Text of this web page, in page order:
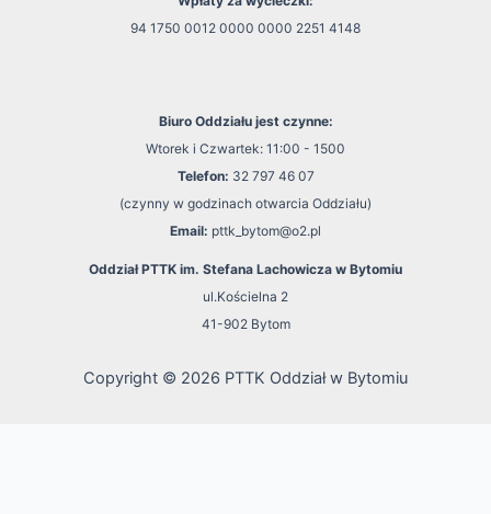
94 1750 0012 0000 0000 2251 4148
Biuro Oddziału jest czynne:
Wtorek i Czwartek: 11:00 - 1500
Telefon: 32 797 46 07
(czynny w godzinach otwarcia Oddziału)
Email: pttk_bytom@o2.pl
Oddział PTTK im. Stefana Lachowicza w Bytomiu
ul.Kościelna 2
41-902 Bytom
Copyright © 2026 PTTK Oddział w Bytomiu